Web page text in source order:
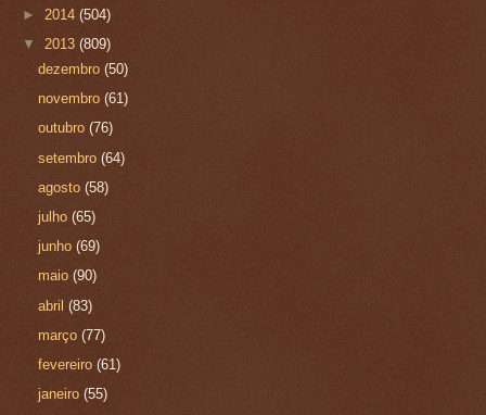
► 2014 (504)
▼ 2013 (809)
dezembro(50)
novembro(61)
outubro(76)
setembro(64)
agosto(58)
julho(65)
junho(69)
maio(90)
abril(83)
março(77)
fevereiro(61)
janeiro(55)